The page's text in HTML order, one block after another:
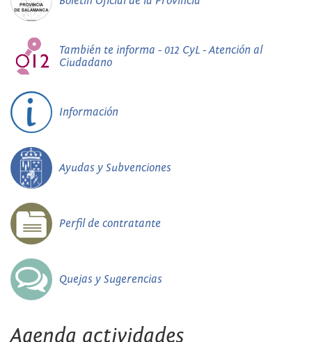
También te informa - 012 CyL - Atención al
Ciudadano
Información
Ayudas y Subvenciones
Perfil de contratante
Quejas y Sugerencias
Agenda actividades